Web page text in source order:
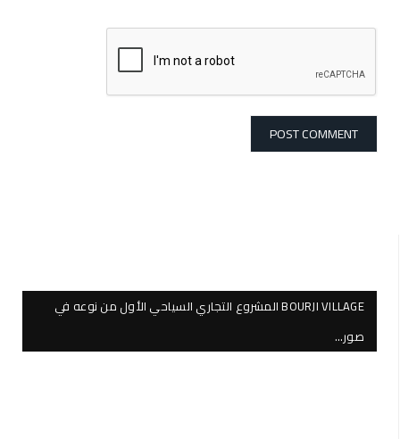
BOURJI VILLAGE المشروع التجاري السياحي الأول من نوعه في
صور…